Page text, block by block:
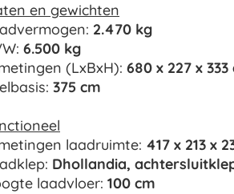
en gewichten
2.470 kg
6.500 kg
(LxBxH): 680 x 227 x 333
375 cm
laadruimte: 417 x 213 x
Dhollandia,
laadvloer: 100 cm